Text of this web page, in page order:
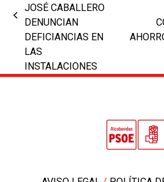
previous
post:
JOSÉ CABALLERO
DENUNCIAN
DEFICIANCIAS EN
LAS
INSTALACIONES